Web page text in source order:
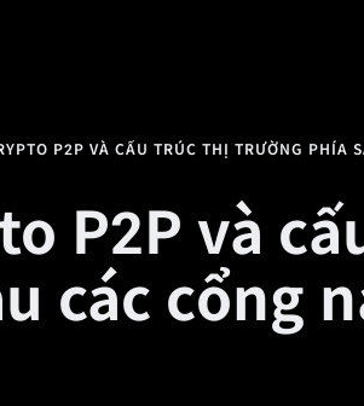
Sự giàu có Quảng trường
P2P và
các cổng